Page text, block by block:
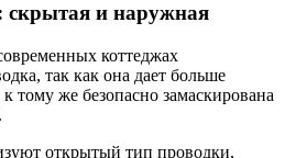
и наружная
коттеджах
так как она дает больше
тому же безопасно замаскирована
открытый тип проводки,